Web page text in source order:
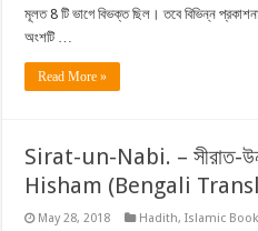
মূলত 8 টি ভাগে বিভক্ত ছিল। তবে বিভিন্ন
অংশটি …
Read More »
Sirat-un-Nabi. – সীরাত-
Hisham (Bengali
May 28, 2018 Hadith,Islamic